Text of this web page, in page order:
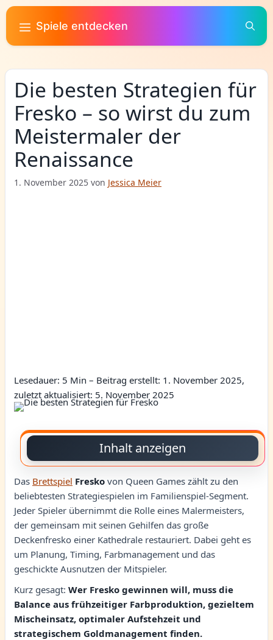
Zum
Inhalt
springen
Spiele entdecken
Die besten Strategien für
Fresko – so wirst du zum
Meistermaler der
Renaissance
1. November 2025 von Jessica Meier
Lesedauer: 5 Min – Beitrag erstellt: 1. November 2025,
zuletzt aktualisiert: 5. November 2025
Inhalt anzeigen
Das Brettspiel Fresko von Queen Games zählt zu den
beliebtesten Strategiespielen im Familienspiel-Segment.
Jeder Spieler übernimmt die Rolle eines Malermeisters,
der gemeinsam mit seinen Gehilfen das große
Deckenfresko einer Kathedrale restauriert. Dabei geht es
um Planung, Timing, Farbmanagement und das
geschickte Ausnutzen der Mitspieler.
Kurz gesagt: Wer Fresko gewinnen will, muss die
Balance aus frühzeitiger Farbproduktion, gezieltem
Mischeinsatz, optimaler Aufstehzeit und
strategischem Goldmanagement finden.